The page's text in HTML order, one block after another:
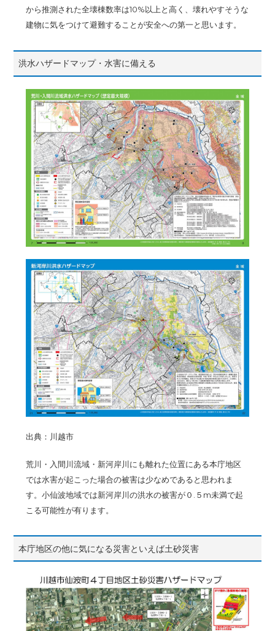
から推測された全壊棟数率は10%以上と高く、壊れやすそうな
建物に気をつけて避難することが安全への第一と思います。
洪水ハザードマップ・水害に備える
出典：川越市
荒川・入間川流域・新河岸川にも離れた位置にある本庁地区
では水害が起こった場合の被害は少なめであると思われま
す。小仙波地域では新河岸川の洪水の被害が０.５m未満で起
こる可能性が有ります。
本庁地区の他に気になる災害といえば土砂災害